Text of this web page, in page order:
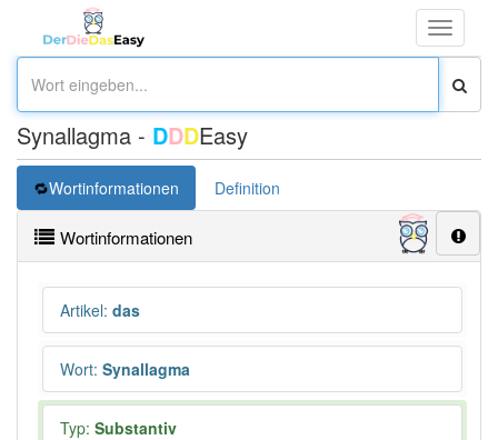
Toggle
Synallagma - DDDEasy
Wortinformationen Definition
Wortinformationen
Artikel: das
Wort: Synallagma
Typ: Substantiv